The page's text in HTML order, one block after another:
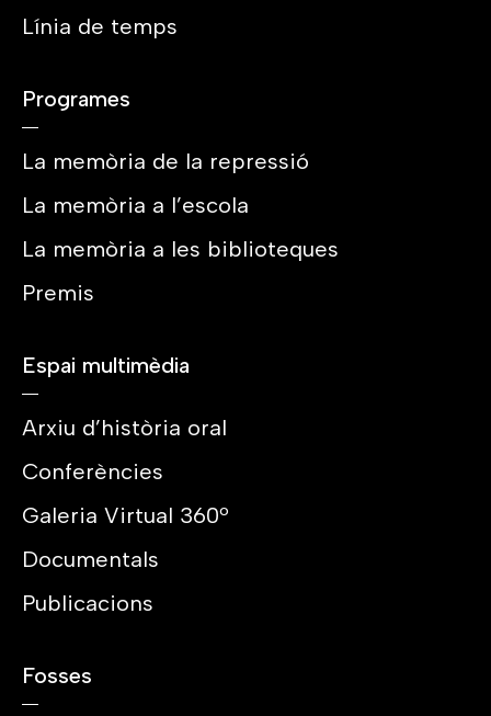
Línia de temps
Programes
La memòria de la repressió
La memòria a l’escola
La memòria a les biblioteques
Premis
Espai multimèdia
Arxiu d’història oral
Conferències
Galeria Virtual 360º
Documentals
Publicacions
Fosses